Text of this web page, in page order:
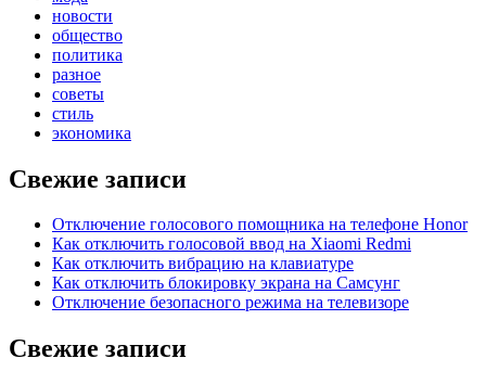
новости
общество
политика
разное
советы
стиль
экономика
Свежие записи
Отключение голосового помощника на телефоне Honor
Как отключить голосовой ввод на Xiaomi Redmi
Как отключить вибрацию на клавиатуре
Как отключить блокировку экрана на Самсунг
Отключение безопасного режима на телевизоре
Свежие записи